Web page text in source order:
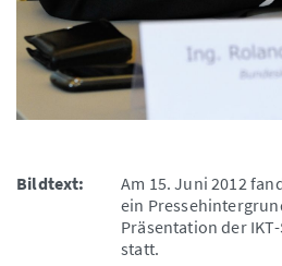
Bildtext:
Am 15. Juni 2012
ein
Präsentation der
statt.